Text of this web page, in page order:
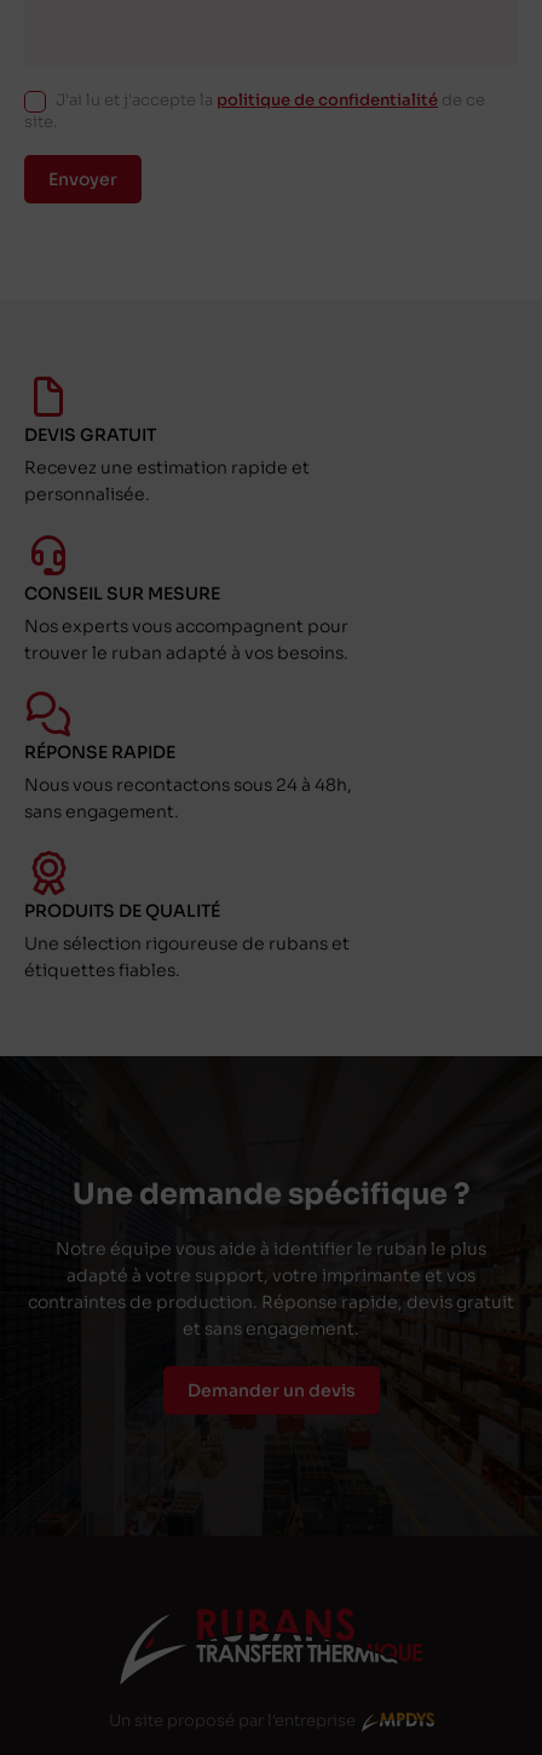
J'ai lu et j'accepte la politique de confidentialité de ce
site.
Envoyer
DEVIS GRATUIT
Recevez une estimation rapide et
personnalisée.
CONSEIL SUR MESURE
Nos experts vous accompagnent pour
trouver le ruban adapté à vos besoins.
RÉPONSE RAPIDE
Nous vous recontactons sous 24 à 48h,
sans engagement.
PRODUITS DE QUALITÉ
Une sélection rigoureuse de rubans et
étiquettes fiables.
Une demande spécifique ?
Notre équipe vous aide à identifier le ruban le plus
adapté à votre support, votre imprimante et vos
contraintes de production. Réponse rapide, devis gratuit
et sans engagement.
Demander un devis
Un site proposé par l'entreprise